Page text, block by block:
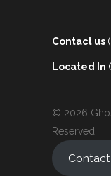
Contact us
Located In
© 2026
Reserved
Contact